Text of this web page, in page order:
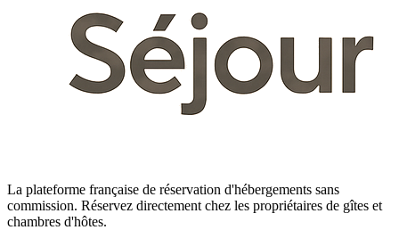
La plateforme française de réservation d'hébergements sans
commission. Réservez directement chez les propriétaires de gîtes et
chambres d'hôtes.